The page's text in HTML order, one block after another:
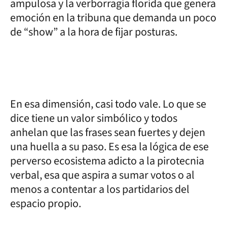
ampulosa y la verborragia florida que genera
emoción en la tribuna que demanda un poco
de “show” a la hora de fijar posturas.
En esa dimensión, casi todo vale. Lo que se
dice tiene un valor simbólico y todos
anhelan que las frases sean fuertes y dejen
una huella a su paso. Es esa la lógica de ese
perverso ecosistema adicto a la pirotecnia
verbal, esa que aspira a sumar votos o al
menos a contentar a los partidarios del
espacio propio.